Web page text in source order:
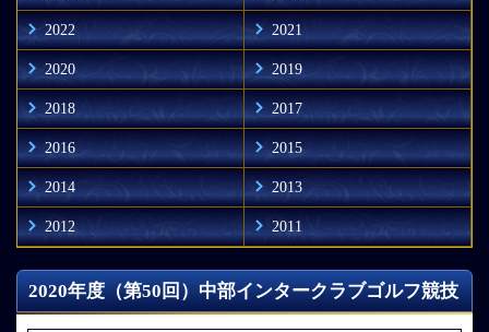
2022 2021
2020 2019
2018 2017
2016 2015
2014 2013
2012 2011
2020年度（第50回）中部インタークラブゴルフ競技